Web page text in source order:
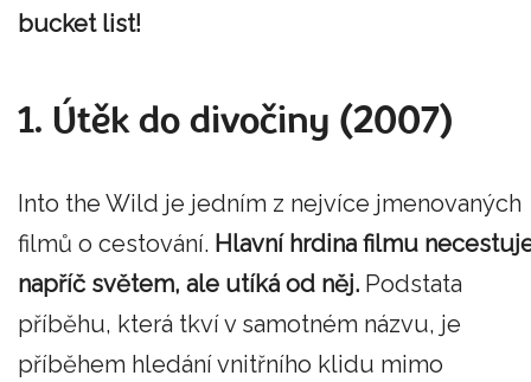
bucket list!
1. Útěk do divočiny (2007)
Into the Wild je jedním z nejvíce jmenovaných
filmů o cestování. Hlavní hrdina filmu
napříč světem, ale utíká od něj. Podstata
příběhu, která tkví v samotném názvu, je
příběhem hledání vnitřního klidu mimo